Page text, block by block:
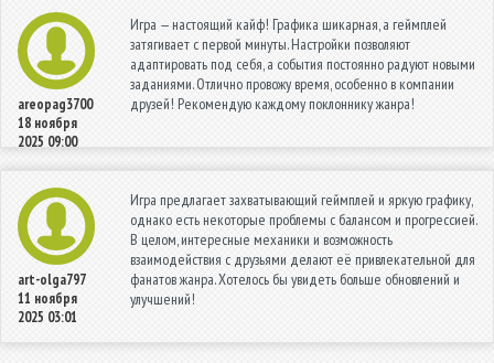
areopag3700
18 ноября
2025 09:00
Игра — настоящий кайф! Графика шикарная, а геймплей
затягивает с первой минуты. Настройки позволяют
адаптировать под себя, а события постоянно радуют новыми
заданиями. Отлично провожу время, особенно в компании
друзей! Рекомендую каждому поклоннику жанра!
art-olga797
11 ноября
2025 03:01
Игра предлагает захватывающий геймплей и яркую графику,
однако есть некоторые проблемы с балансом и прогрессией.
В целом, интересные механики и возможность
взаимодействия с друзьями делают её привлекательной для
фанатов жанра. Хотелось бы увидеть больше обновлений и
улучшений!